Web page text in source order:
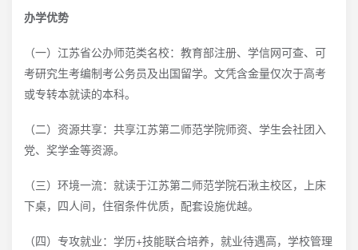
办学优势
（一）江苏省公办师范类名校：教育部注册、学信网可查、可
考研究生考编制考公务员及出国留学。文凭含金量仅次于高考
或专转本就读的本科。
（二）资源共享：共享江苏第二师范学院师资、学生会社团入
党、奖学金等资源。
（三）环境一流：就读于江苏第二师范学院石湫主校区，上床
下桌，四人间，住宿条件优质，配套设施优越。
（四）专攻就业：学历+技能联合培养，就业待遇高，学校管理